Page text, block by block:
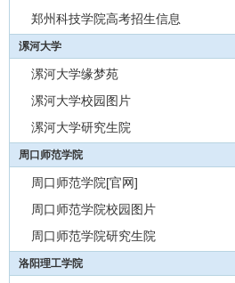
郑州科技学院高考招生信息
漯河大学
漯河大学缘梦苑
漯河大学校园图片
漯河大学研究生院
周口师范学院
周口师范学院[官网]
周口师范学院校园图片
周口师范学院研究生院
洛阳理工学院